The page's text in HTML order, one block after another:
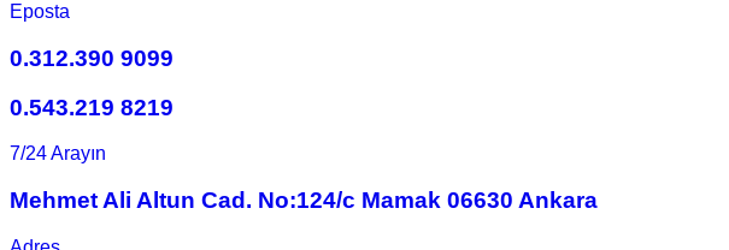
Eposta
0.312.390 9099
0.543.219 8219
7/24 Arayın
Mehmet Ali Altun Cad. No:124/c Mamak 06630 Ankara